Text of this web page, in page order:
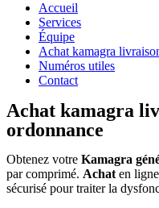
Accueil
Services
Équipe
Achat kamagra
Numéros utiles
Contact
Achat kamagra
ordonnance
Obtenez votre Kamagra
par comprimé. Achat en
sécurisé pour traiter la